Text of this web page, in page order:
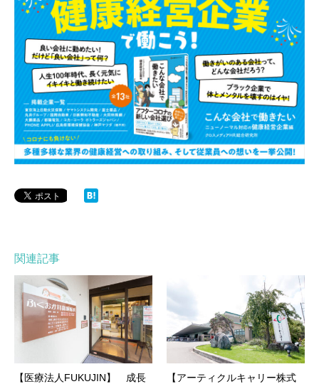
関連記事
【医療法人FUKUJIN】 成長
【アーティクルキャリー株式